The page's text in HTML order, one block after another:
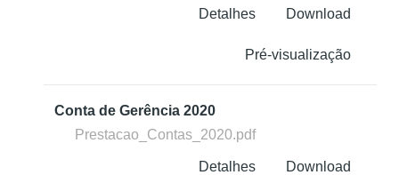
Download
Detalhes
Pré-visualização
Conta de Gerência 2020
Prestacao_Contas_2020.pdf
Download
Detalhes